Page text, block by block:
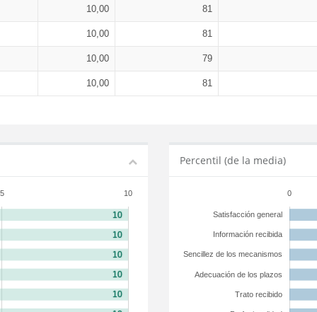
10,00 81
10,00 81
10,00 79
10,00 81
5 10
Percentil (de la media)
0
Satisfacción general
Información recibida
Sencillez de los mecanismos
Adecuación de los plazos
Trato recibido